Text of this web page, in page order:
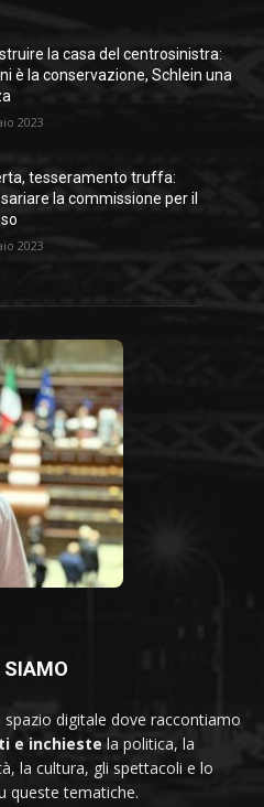
la casa del centrosinistra:
è la conservazione, Schlein una
2023
tesseramento truffa:
la commissione per il
2023
SIAMO
digitale dove raccontiamo
e inchieste la politica, la
la cultura, gli spettacoli e lo
queste tematiche.